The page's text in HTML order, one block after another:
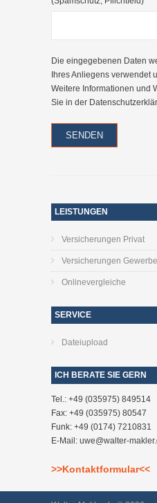
Die eingegebenen Daten
Ihres Anliegens verwendet
Weitere Informationen und
Sie in der
LEISTUNGEN
Versicherungen Privat
Versicherungen Gewerbe
Onlinevergleiche
SERVICE
Dateiupload
ICH BERATE SIE GERN
Tel.: +49 (035975) 849514
Fax: +49 (035975) 80547
Funk: +49 (0174) 7210831
E-Mail: uwe@walter-
>>Kontaktformular<<